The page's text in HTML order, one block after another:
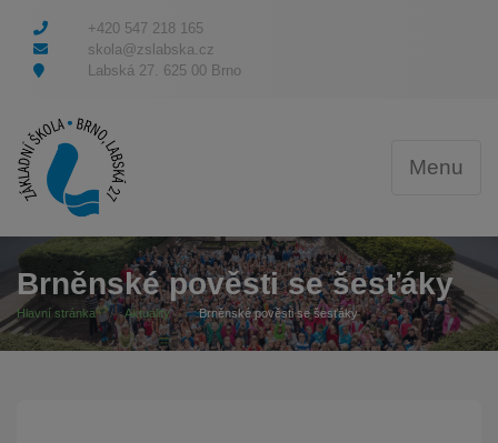
+420 547 218 165
skola@zslabska.cz
Labská 27. 625 00 Brno
Menu
Brněnské pověsti se šesťáky
Hlavní stránka Aktuality Brněnské pověsti se šesťáky